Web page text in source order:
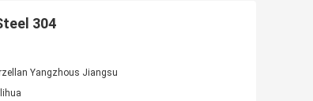
304
Yangzhous Jiangsu